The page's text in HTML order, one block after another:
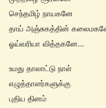
செந்தமிழ் நாயகனே
தாய் அஞ்சுகத்தின்
ஓய்வரியா வித்தகனே…
உமது தாலாட்டு நாள்
எழுத்தாளர்களுக்கு
புதிய தினம்